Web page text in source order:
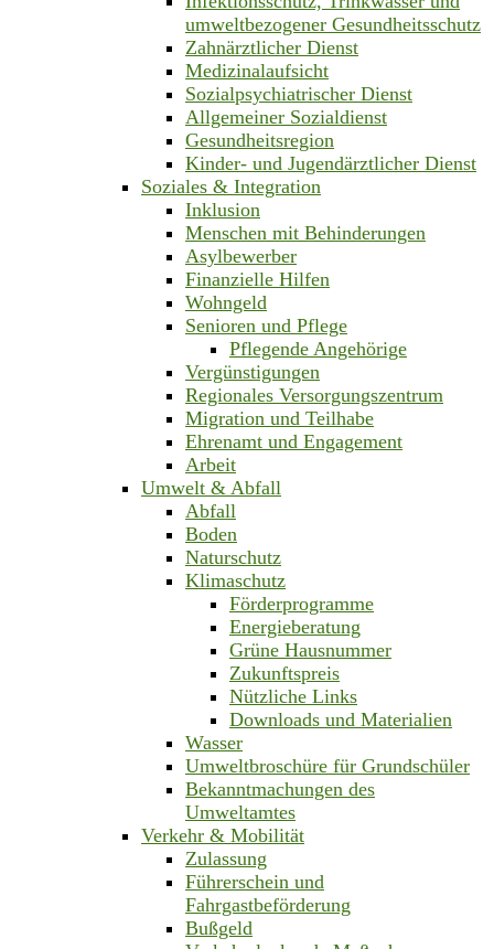
umweltbezogener Gesundheitsschutz
Zahnärztlicher Dienst
Medizinalaufsicht
Sozialpsychiatrischer Dienst
Allgemeiner Sozialdienst
Gesundheitsregion
Kinder- und Jugendärztlicher Dienst
Soziales & Integration
Inklusion
Menschen mit Behinderungen
Asylbewerber
Finanzielle Hilfen
Wohngeld
Senioren und Pflege
Pflegende Angehörige
Vergünstigungen
Regionales Versorgungszentrum
Migration und Teilhabe
Ehrenamt und Engagement
Arbeit
Umwelt & Abfall
Abfall
Boden
Naturschutz
Klimaschutz
Förderprogramme
Energieberatung
Grüne Hausnummer
Zukunftspreis
Nützliche Links
Downloads und Materialien
Wasser
Umweltbroschüre für Grundschüler
Bekanntmachungen des
Umweltamtes
Verkehr & Mobilität
Zulassung
Führerschein und
Fahrgastbeförderung
Bußgeld